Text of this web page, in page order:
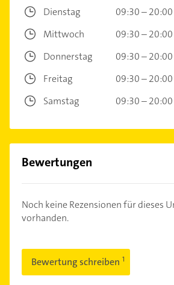
Dienstag
09:30 – 20:00
Mittwoch
09:30 – 20:00
Donnerstag
09:30 – 20:00
Freitag
09:30 – 20:00
Samstag
09:30 – 20:00
Bewertungen
Noch keine Rezensionen für dieses
vorhanden.
Bewertung schreiben